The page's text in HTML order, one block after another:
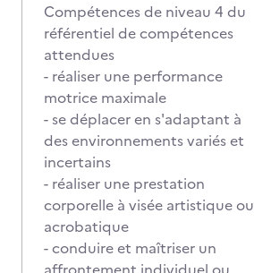
Compétences de niveau 4 du
référentiel de compétences
attendues
- réaliser une performance
motrice maximale
- se déplacer en s'adaptant à
des environnements variés et
incertains
- réaliser une prestation
corporelle à visée artistique ou
acrobatique
- conduire et maîtriser un